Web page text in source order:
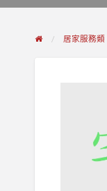
居家服務類